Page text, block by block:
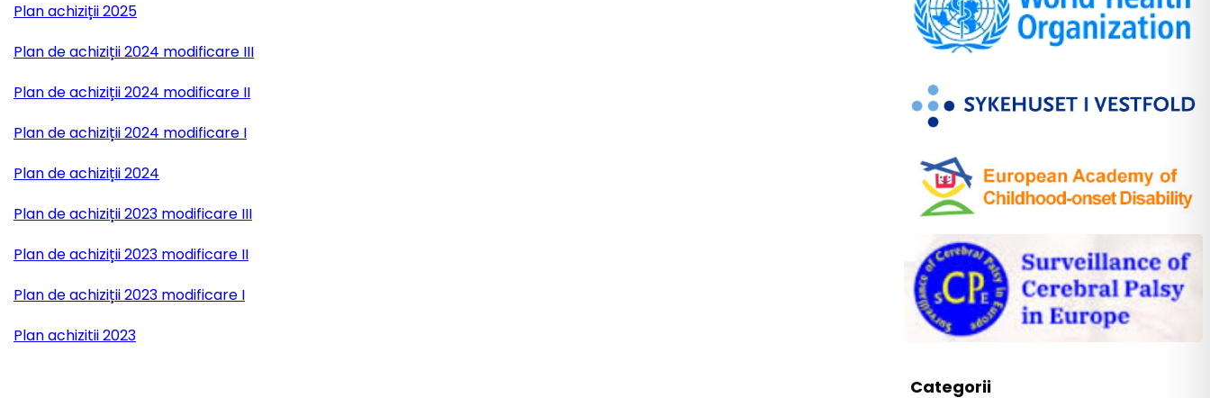
Plan achiziții 2025
Plan de achiziții 2024 modificare III
Plan de achiziții 2024 modificare II
Plan de achiziții 2024 modificare I
Plan de achiziții 2024
Plan de achiziții 2023 modificare III
Plan de achiziții 2023 modificare II
Plan de achiziții 2023 modificare I
Plan achizitii 2023
Categorii